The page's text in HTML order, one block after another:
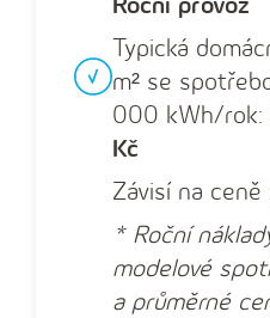
Typická
m² se
000 kWh/rok:
Kč
Závisí na ceně
* Roční
modelové
a průměrné